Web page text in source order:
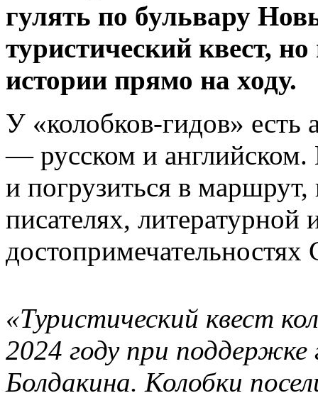
гулять по бульвару
туристический квест,
истории прямо на ходу.
У «колобков-гидов» есть
— русском и
и погрузиться в маршрут,
писателях, литературной
«Туристический квест
2024 году при поддержке
Болдакина. Колобки